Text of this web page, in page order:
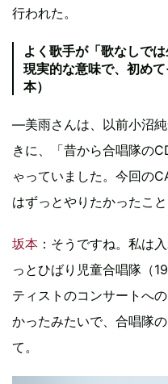
行われた。
よく歌手が「歌なしで
現実的な意味で、初め
本）
―美雨さんは、以前小沼
きに、「昔から合唱隊の
ゃっていました。今回の
はずっとやりたかったこ
坂本 ：そうですね。私は
っとひばり児童合唱隊（
ティストのコンサートへ
かったみたいで、合唱隊
て。